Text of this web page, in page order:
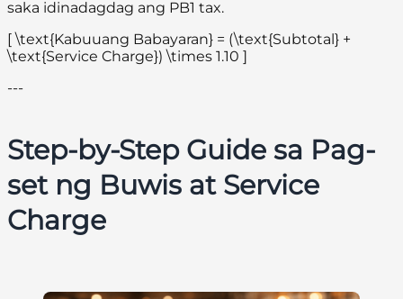
saka idinadagdag ang PB1 tax.
[ \text{Kabuuang Babayaran} = (\text{Subtotal} +
\text{Service Charge}) \times 1.10 ]
---
Step-by-Step Guide sa Pag-
set ng Buwis at Service
Charge